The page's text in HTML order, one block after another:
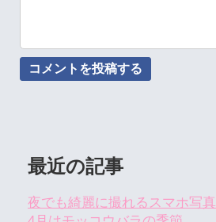
最近の記事
夜でも綺麗に撮れるスマホ写真